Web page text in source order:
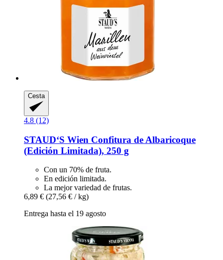
Cesta
4.8 (12)
STAUD‘S Wien Confitura de Albaricoque
(Edición Limitada), 250 g
Con un 70% de fruta.
En edición limitada.
La mejor variedad de frutas.
6,89 € (27,56 € / kg)
Entrega hasta el 19 agosto